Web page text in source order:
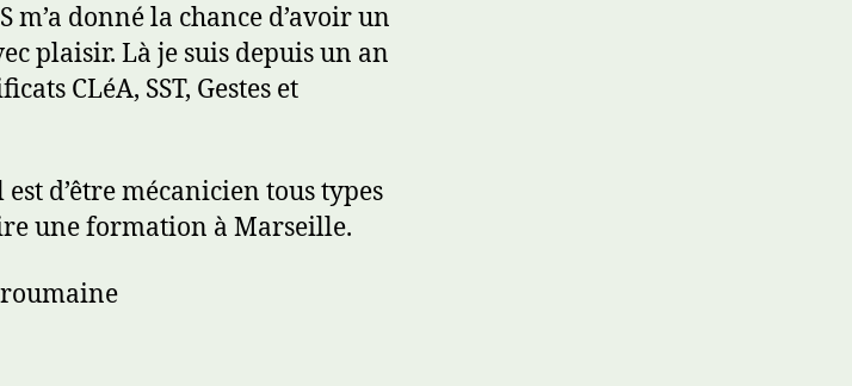
m’a donné la chance d’avoir un
plaisir. Là je suis depuis un an
CLéA, SST, Gestes et
d’être mécanicien tous types
une formation à Marseille.